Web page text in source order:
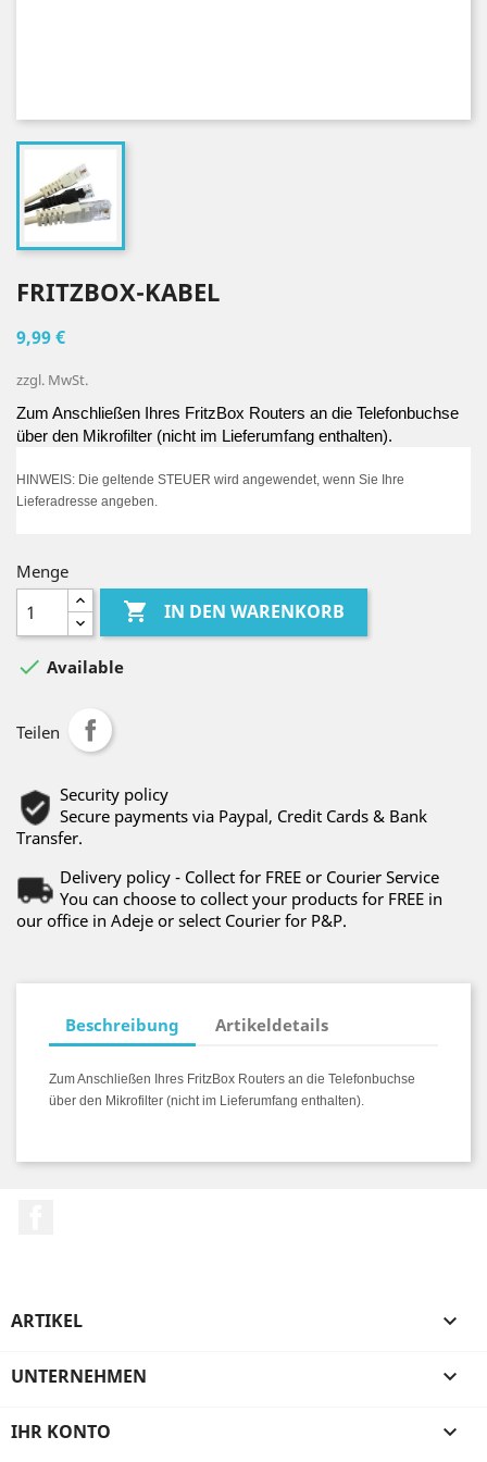
FRITZBOX-KABEL
9,99 €
zzgl. MwSt.
Zum Anschließen Ihres FritzBox Routers an die Telefonbuchse
über den Mikrofilter (nicht im Lieferumfang enthalten).
HINWEIS: Die geltende STEUER wird angewendet, wenn Sie Ihre
Lieferadresse angeben.
Menge
 IN DEN WARENKORB
 Available
Teilen
Security policy
Secure payments via Paypal, Credit Cards & Bank
Transfer.
Delivery policy - Collect for FREE or Courier Service
You can choose to collect your products for FREE in
our office in Adeje or select Courier for P&P.
Beschreibung Artikeldetails
Zum Anschließen Ihres FritzBox Routers an die Telefonbuchse
über den Mikrofilter (nicht im Lieferumfang enthalten).
ARTIKEL 
UNTERNEHMEN 
IHR KONTO 